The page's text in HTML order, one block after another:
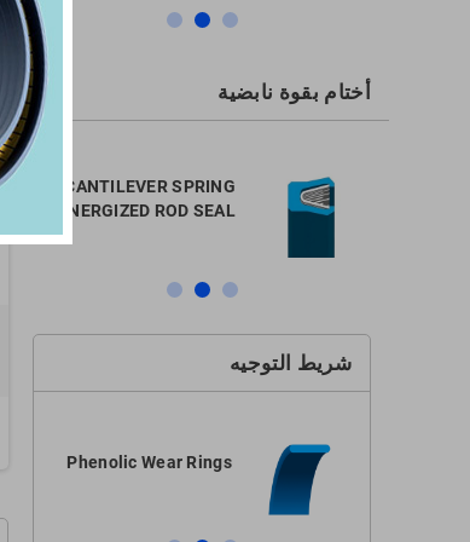
أختام بقوة نابضية
CANTILEVER SPRING
ENERGIZED ROD SEAL
شريط التوجيه
Phenolic Wear Rings